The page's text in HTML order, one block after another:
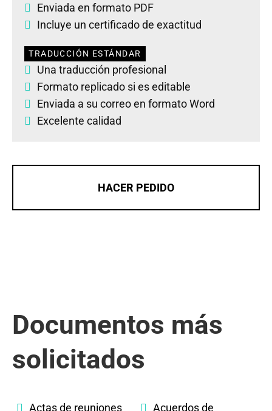
Enviada en formato PDF
Incluye un certificado de exactitud
TRADUCCIÓN ESTÁNDAR
Una traducción profesional
Formato replicado si es editable
Enviada a su correo en formato Word
Excelente calidad
HACER PEDIDO
Documentos más
solicitados
Actas de reuniones
Acuerdos de